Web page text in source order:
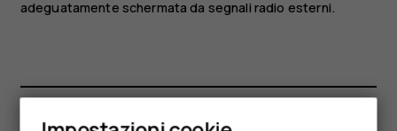
Smartphone
adeguatamente schermata da segnali radio esterni.